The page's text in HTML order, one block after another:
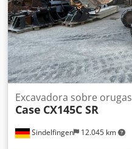
Sindelfingen 12.045 km
Excavadora sobre orugas
Case CX145C SR